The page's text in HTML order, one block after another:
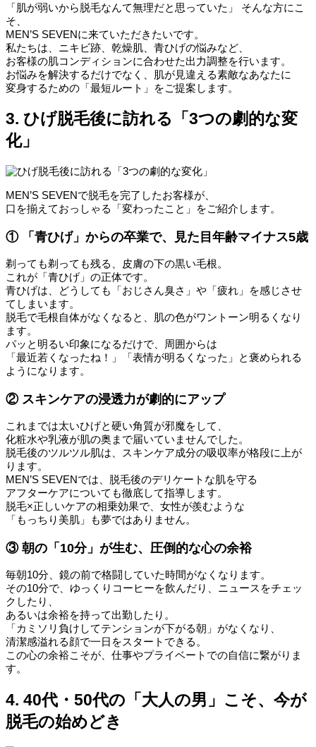
「肌が弱いから脱毛なんて無理だと思っていた」 そんな方にこ
そ、
MEN’S SEVENに来ていただきたいです。
私たちは、ニキビ跡、乾燥肌、青ひげの悩みなど、
お客様の肌コンディションに合わせた出力調整を行います。
お悩みを解決するだけでなく、肌が見違える素敵なあなたに
変身するための「最短ルート」をご提案します。
3. ひげ脱毛後に訪れる「3つの劇的な変
化」
MEN’S SEVENで脱毛を完了したお客様が、
口を揃えておっしゃる「変わったこと」をご紹介します。
① 「青ひげ」からの卒業で、見た目年齢マイナス5歳
剃っても剃っても残る、皮膚の下の黒い毛根。
これが「青ひげ」の正体です。
青ひげは、どうしても「おじさん臭さ」や「疲れ」を感じさせ
てしまいます。
脱毛で毛根自体がなくなると、肌の色がワントーン明るくなり
ます。
パッと明るい印象になるだけで、周囲からは
「最近若くなったね！」「表情が明るくなった」と褒められる
ようになります。
② スキンケアの浸透力が劇的にアップ
これまでは太いひげと硬い角質が邪魔をして、
化粧水や乳液が肌の奥まで届いていませんでした。
脱毛後のツルツル肌は、スキンケア成分の吸収率が格段に上が
ります。
MEN’S SEVENでは、脱毛後のデリケートな肌を守る
アフターケアについても徹底して指導します。
脱毛×正しいケアの相乗効果で、女性が羨むような
「もっちり美肌」も夢ではありません。
③ 朝の「10分」が生む、圧倒的な心の余裕
毎朝10分、鏡の前で格闘していた時間がなくなります。
その10分で、ゆっくりコーヒーを飲んだり、ニュースをチェッ
クしたり、
あるいは余裕を持って出勤したり。
「カミソリ負けしてテンションが下がる朝」がなくなり、
清潔感溢れる顔で一日をスタートできる。
この心の余裕こそが、仕事やプライベートでの自信に繋がりま
す。
4. 40代・50代の「大人の男」こそ、今が
脱毛の始めどき